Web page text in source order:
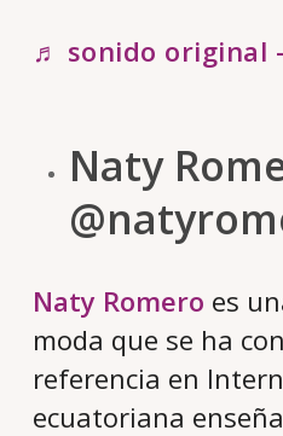
♬ sonido original
Naty
Naty Romero es
moda que se ha
referencia en
ecuatoriana